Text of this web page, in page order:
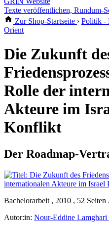
Texte veröffentlichen, Rundum-
Zur Shop-Startseite › Politik -
Orient
Die Zukunft
Rolle der
Akteure im
Konflikt
Der Roadmap-
Bachelorarbeit , 2010 , 52 Seiten
Autor:in: Nour-Eddine